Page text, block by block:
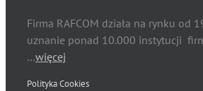
Firma RAFCOM działa na rynku od
uznanie ponad 10.000 instytucji
…więcej
Polityka Cookies